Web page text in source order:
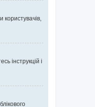
інструкцій і